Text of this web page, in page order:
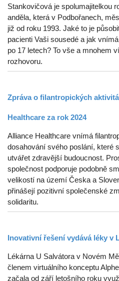
Stankovičová je spolumajitelkou
anděla, která v Podbořanech,
již od roku 1993. Jaké to je
pacienti Vaši sousedé a jak
po 17 letech? To vše a mnohem
rozhovoru.
Zpráva o filantropických
Healthcare za rok 2024
Alliance Healthcare vnímá
dosahování svého poslání, které
utvářet zdravější budoucnost.
společnost podporuje podobně
velikostí na území Česka a
přinášejí pozitivní společenské
solidaritu.
Inovativní řešení vydává léky v
Lékárna U Salvátora v Novém
členem virtuálního konceptu
začala od září letošního roku